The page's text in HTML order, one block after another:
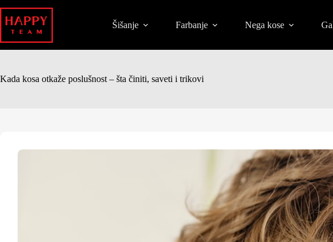
Šišanje Farbanje Nega kose
Kada kosa otkaže poslušnost – šta činiti, saveti i trikovi